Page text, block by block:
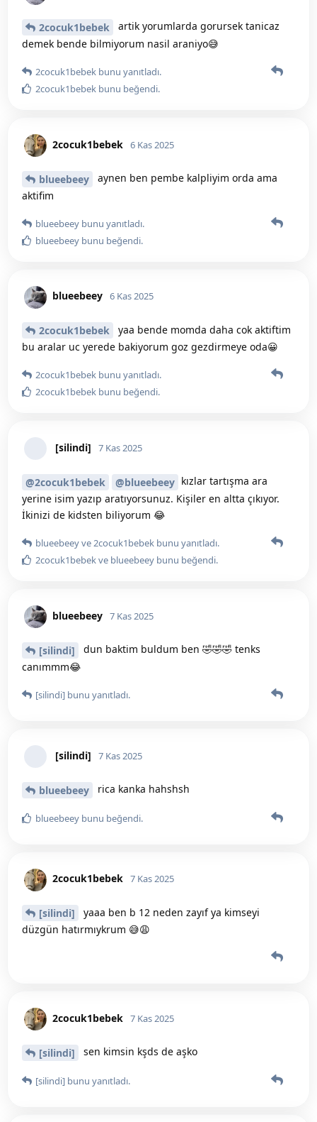
2cocuk1bebek
artik yorumlarda gorursek tanicaz
demek bende bilmiyorum nasil araniyo😅
2cocuk1bebek bunu yanıtladı.
2cocuk1bebek bunu beğendi.
2cocuk1bebek 6 Kas 2025
blueebeey
aynen ben pembe kalpliyim orda ama
aktifim
blueebeey bunu yanıtladı.
blueebeey bunu beğendi.
blueebeey 6 Kas 2025
2cocuk1bebek
yaa bende momda daha cok aktiftim
bu aralar uc yerede bakiyorum goz gezdirmeye oda😀
2cocuk1bebek bunu yanıtladı.
2cocuk1bebek bunu beğendi.
[silindi] 7 Kas 2025
@2cocuk1bebek @blueebeey kızlar tartışma ara
yerine isim yazıp aratıyorsunuz. Kişiler en altta çıkıyor.
İkinizi de kidsten biliyorum 😂
blueebeeyve2cocuk1bebek bunu yanıtladı.
2cocuk1bebekve blueebeey bunu beğendi.
blueebeey 7 Kas 2025
[silindi]
dun baktim buldum ben 🤣🤣🤣 tenks
canımmm😂
[silindi] bunu yanıtladı.
[silindi] 7 Kas 2025
blueebeey rica kanka hahshsh
blueebeey bunu beğendi.
2cocuk1bebek 7 Kas 2025
[silindi]
yaaa ben b 12 neden zayıf ya kimseyi
düzgün hatırmıykrum 😅😩
2cocuk1bebek 7 Kas 2025
[silindi] sen kimsin kşds de aşko
[silindi] bunu yanıtladı.